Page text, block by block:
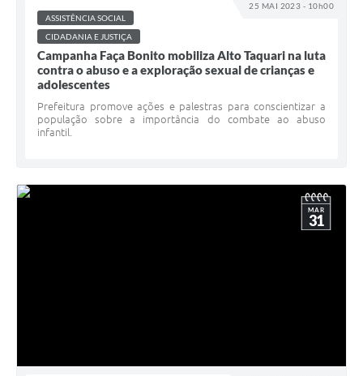
25 MAI 2023 - 10h00
ASSISTÊNCIA SOCIAL
CIDADANIA E JUSTIÇA
Campanha Faça Bonito mobiliza Alto Taquari na luta
contra o abuso e a exploração sexual de crianças e
adolescentes
Prefeitura promove ações e palestras para conscientizar a
população sobre a importância do combate ao abuso
infantil.
MAR
31